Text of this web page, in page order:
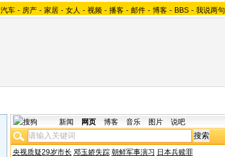
汽车 - 房产 - 家居 - 女人 - 视频 - 播客 - 邮件 - 博客 - BBS - 我说两句
新闻 网页 博客 音乐 图片 说吧
央视质疑29岁市长 邓玉娇失踪 朝鲜军事演习 日本兵赎罪